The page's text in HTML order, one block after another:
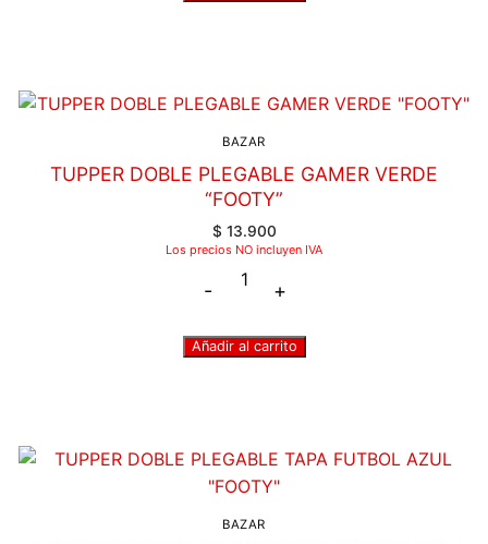
BAZAR
TUPPER DOBLE PLEGABLE GAMER VERDE
“FOOTY”
$ 13.900
Los precios NO incluyen IVA
- +
Añadir al carrito
BAZAR